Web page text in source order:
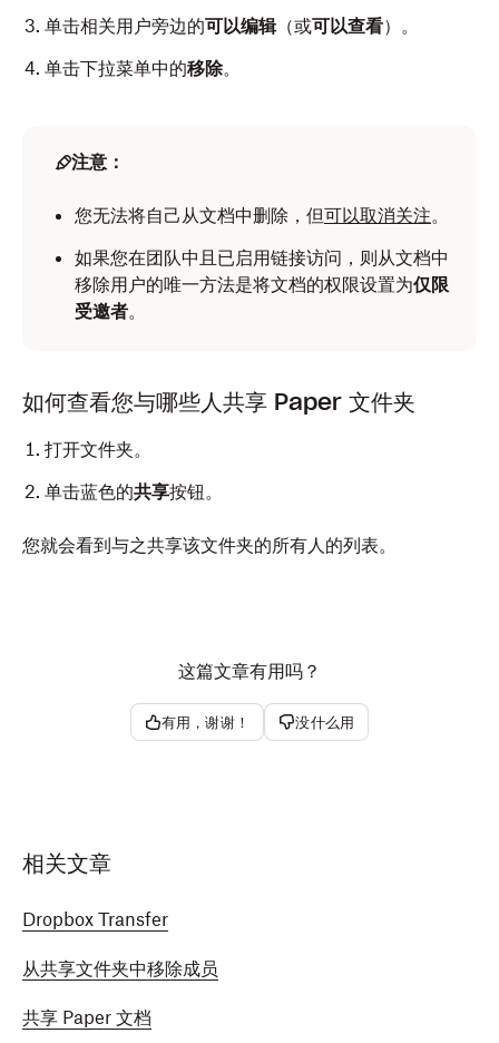
单击相关用户旁边的可以编辑（或可以查看）。
单击下拉菜单中的移除。
注意：
您无法将自己从文档中删除，但可以取消关注。
如果您在团队中且已启用链接访问，则从文档中
移除用户的唯一方法是将文档的权限设置为仅限
受邀者。
如何查看您与哪些人共享 Paper 文件夹
打开文件夹。
单击蓝色的共享按钮。
您就会看到与之共享该文件夹的所有人的列表。
这篇文章有用吗？
有用，谢谢！ 没什么用
相关文章
Dropbox Transfer
从共享文件夹中移除成员
共享 Paper 文档